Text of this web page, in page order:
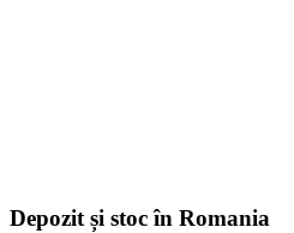
Depozit și stoc în Romania